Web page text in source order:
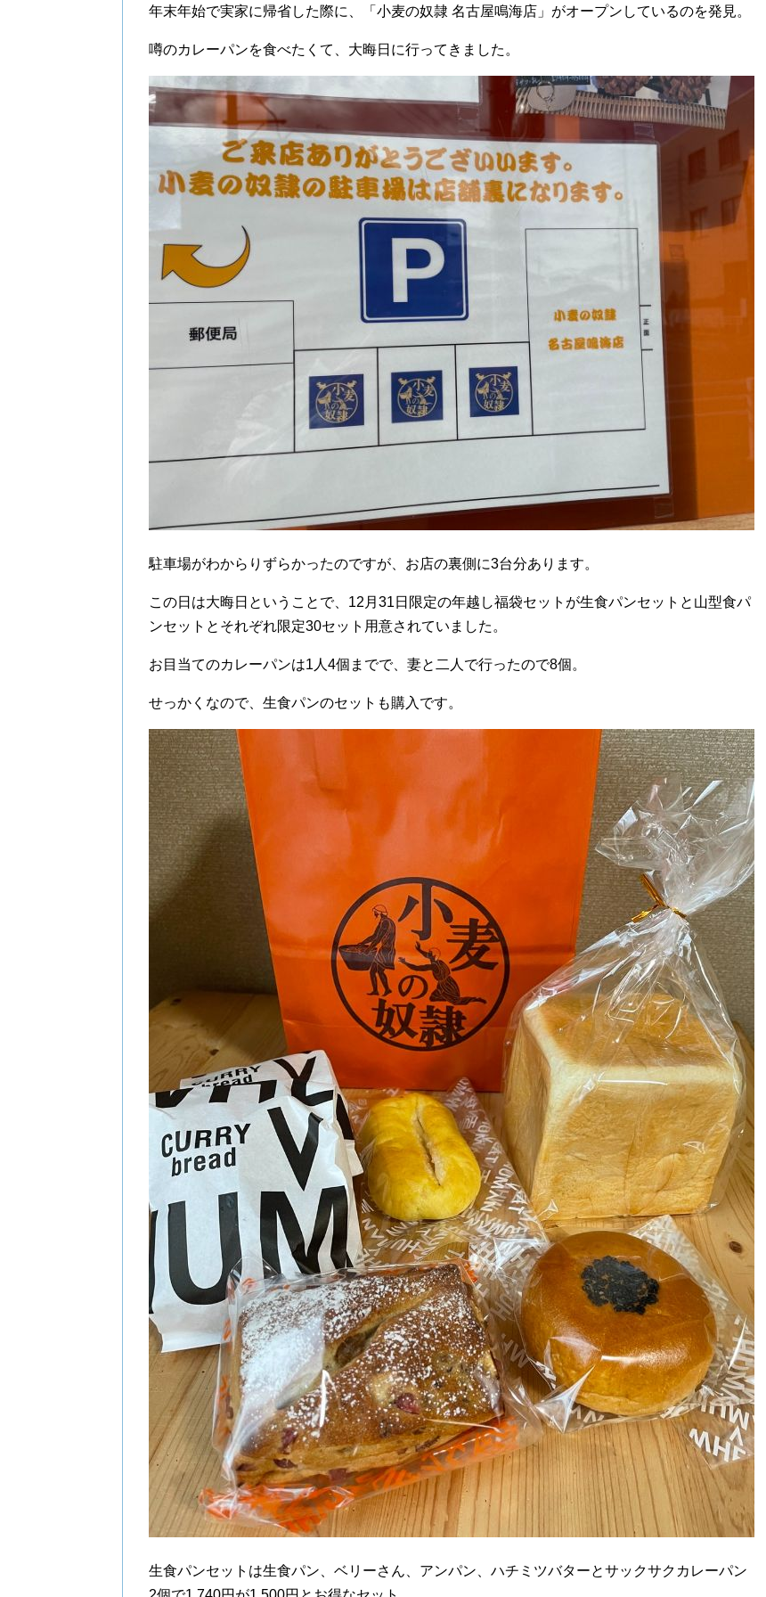
年末年始で実家に帰省した際に、「小麦の奴隷 名古屋鳴海店」がオープンしているのを発見。
噂のカレーパンを食べたくて、大晦日に行ってきました。
駐車場がわからりずらかったのですが、お店の裏側に3台分あります。
この日は大晦日ということで、12月31日限定の年越し福袋セットが生食パンセットと山型食パ
ンセットとそれぞれ限定30セット用意されていました。
お目当てのカレーパンは1人4個までで、妻と二人で行ったので8個。
せっかくなので、生食パンのセットも購入です。
生食パンセットは生食パン、ベリーさん、アンパン、ハチミツバターとサックサクカレーパン